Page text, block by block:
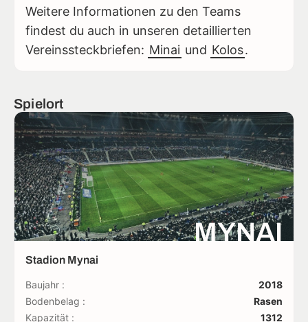
Weitere Informationen zu den Teams
findest du auch in unseren detaillierten
Vereinssteckbriefen: Minai und Kolos.
Spielort
MYNAI
Stadion Mynai
Baujahr :
2018
Bodenbelag :
Rasen
Kapazität :
1312